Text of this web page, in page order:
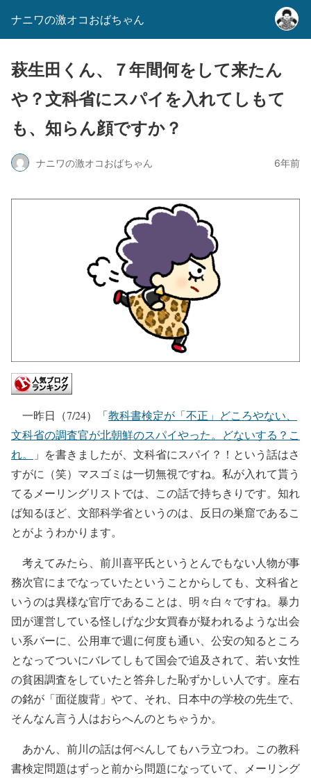
ナニワの激オコおばちゃん
萩生田くん、７年間何をして来たん
や？文科省にスパイを入れてしもて
も、知らん顔ですか？
ナニワの激オコおばちゃん 6年前
一昨日（7/24）「教科書検定が「不正」どころやない、
文科省の調査官が北朝鮮のスパイやった。どないする？こ
れ。
」を書きましたが、文科省にスパイ？！という話はさ
すがに（笑）マスゴミは一切無視ですね。私が入れて貰う
てるメーリングリストでは、この話で持ちきりです。知れ
ば知るほど、文部科学省というのは、反日の巣窟であるこ
とがようわかります。
考えてみたら、前川喜平氏というとんでもない人物が事
務次官にまでなっていたということからしても、文科省と
いうのは異様な官庁であることは、明々白々ですね。暴力
団が運営している怪しげな少女買春が疑われるような出会
い系バーに、公用車で週に何度も通い、公安の知るところ
となってついにバレてしもて国会で追及されて、若い女性
の貧困調査をしていたと答弁した恥ずかしい人です。座右
の銘が「面従腹背」やて、それ、日本中の学校の先生で、
そんなん言う人はおらへんのとちゃうか。
あかん、前川の話は何べんしてもハラ立つわ。この教科
書検定問題はずっと前から問題になっていて、メーリング